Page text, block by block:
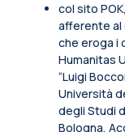
col sito
afferente al
che eroga i
Humanitas
“Luigi
Università
degli Studi
Bologna,